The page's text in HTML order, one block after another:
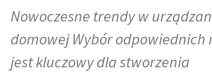
Nowoczesne trendy w
domowej Wybór odpowiednich
jest kluczowy dla stworzenia